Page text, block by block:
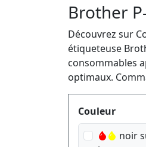
Brother
Découvrez sur
étiqueteuse
consommables
optimaux.
Produktfilter
Couleur
noir